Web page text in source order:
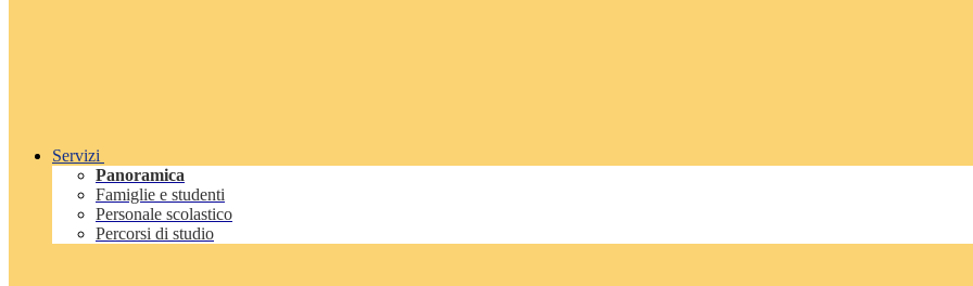
Servizi
Panoramica
Famiglie e studenti
Personale scolastico
Percorsi di studio